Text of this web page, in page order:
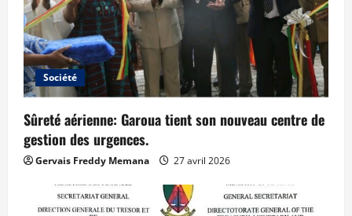
Société
Sûreté aérienne: Garoua tient son nouveau centre de
gestion des urgences.
Gervais Freddy Memana 27 avril 2026